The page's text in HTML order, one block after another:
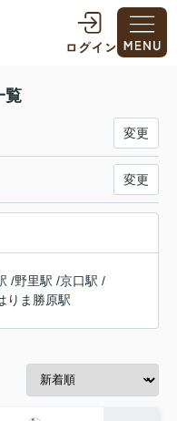
覧
変更
変更
/野里駅 /京口駅 /
りま勝原駅